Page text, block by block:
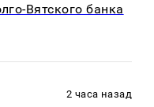
Вятского банка
2 часа назад